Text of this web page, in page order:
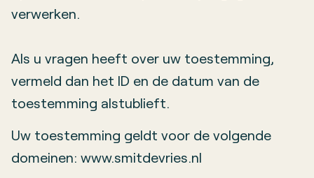
verwerken.
Als u vragen heeft over uw toestemming,
vermeld dan het ID en de datum van de
toestemming alstublieft.
Uw toestemming geldt voor de volgende
domeinen: www.smitdevries.nl